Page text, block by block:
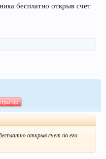
бесплатно открыв счет
открыв счет по его